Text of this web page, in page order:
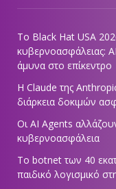
Το Black Hat USA
κυβερνοασφάλειας:
άμυνα στο επίκεντρο
Η Claude της
διάρκεια δοκιμών
Οι AI Agents
κυβερνοασφάλεια
Το botnet των 40
παιδικό λογισμικό